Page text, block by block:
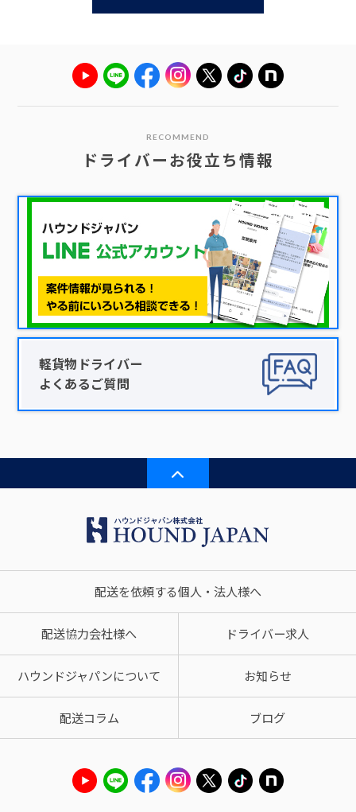
RECOMMEND
ドライバーお役立ち情報
軽貨物ドライバー
よくあるご質問
配送を依頼する個人・法人様へ
配送協力会社様へ ドライバー求人
ハウンドジャパンについて お知らせ
配送コラム ブログ